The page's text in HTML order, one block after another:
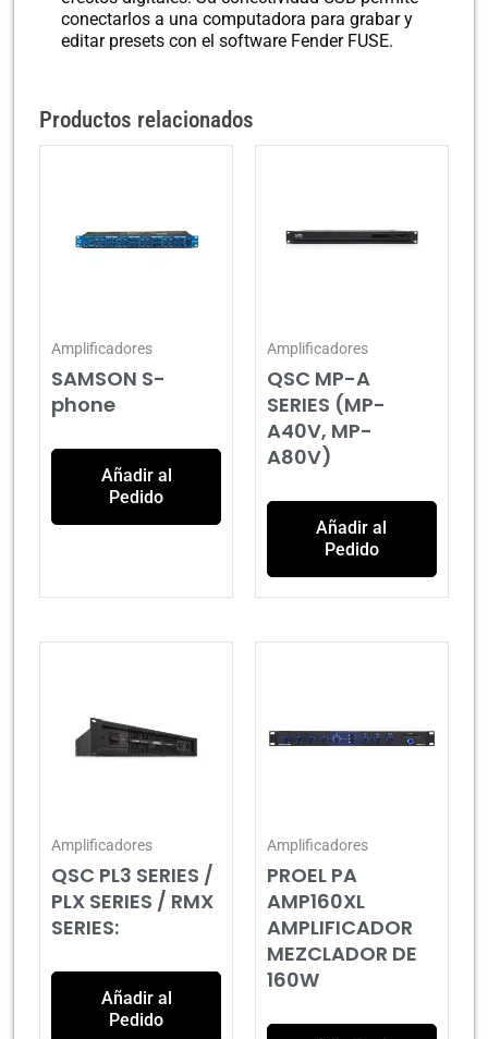
conectarlos a una computadora para grabar y
editar presets con el software Fender FUSE.
Productos relacionados
Amplificadores
SAMSON S-
phone
Añadir al
Pedido
Amplificadores
QSC MP-A
SERIES (MP-
A40V, MP-
A80V)
Añadir al
Pedido
Amplificadores
QSC PL3 SERIES /
PLX SERIES / RMX
SERIES:
Añadir al
Pedido
Amplificadores
PROEL PA
AMP160XL
AMPLIFICADOR
MEZCLADOR DE
160W